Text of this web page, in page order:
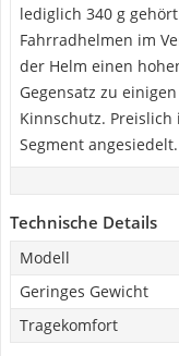
lediglich 340 g
Fahrradhelmen im
der Helm einen
Gegensatz zu
Kinnschutz.
Segment angesiedelt.
Technische Details
Modell
Geringes Gewicht
Tragekomfort